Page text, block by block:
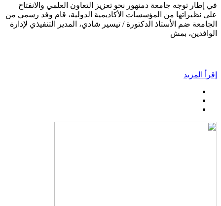
في إطار توجه جامعة دمنهور نحو تعزيز التعاون العلمي والانفتاح
على نظيراتها من المؤسسات الأكاديمية الدولية، قام وفد رسمي من
الجامعة ضم الأستاذ الدكتورة / تيسير شادي، المدير التنفيذي لإدارة
الوافدين، بمش
إقرأ المزيد